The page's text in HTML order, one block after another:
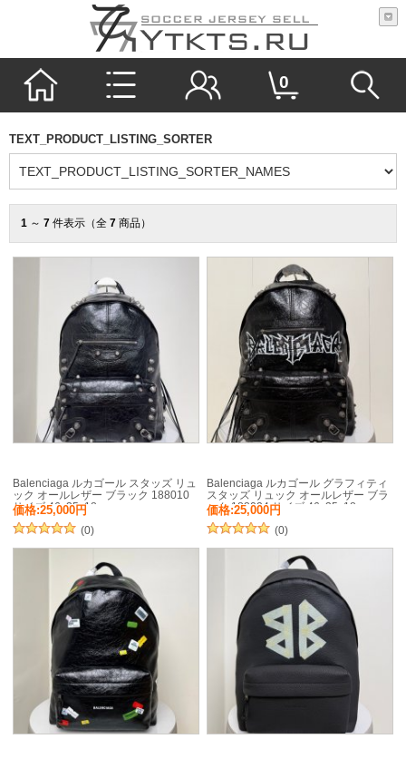
0
TEXT_PRODUCT_LISTING_SORTER
1 ～ 7 件表示（全 7 商品）
Balenciaga ルカゴール スタッズ リュ
ック オールレザー ブラック 188010
サイズ:46x35x18cm
価格:25,000円
(0)
Balenciaga ルカゴール グラフィティ
スタッズ リュック オールレザー ブラ
ック 188024 サイズ:46x35x18cm
価格:25,000円
(0)